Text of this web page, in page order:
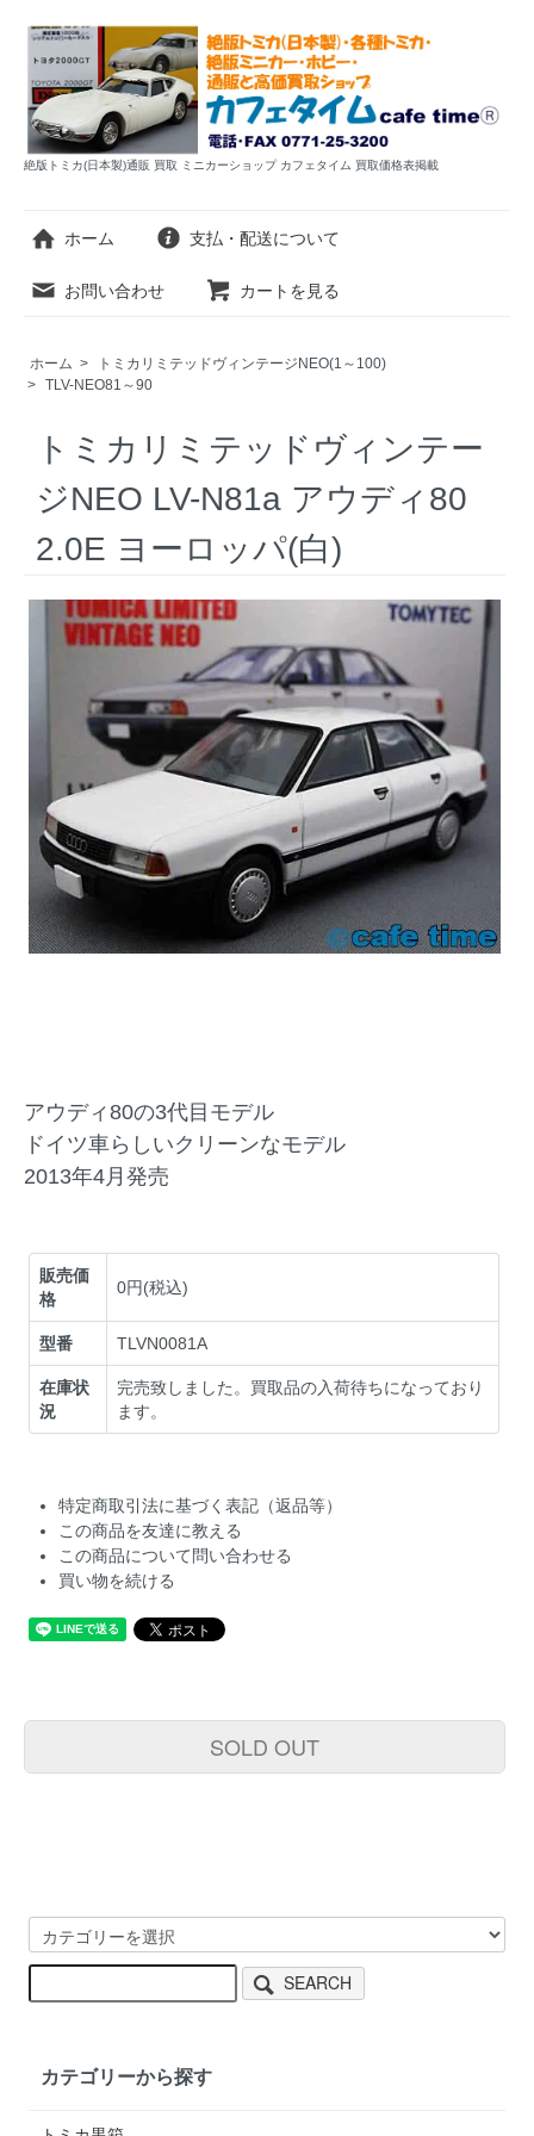
絶版トミカ(日本製)通販 買取 ミニカーショップ カフェタイム 買取価格表掲載
ホーム 支払・配送について
お問い合わせ カートを見る
ホーム >
トミカリミテッドヴィンテージNEO(1～100)
> TLV-NEO81～90
トミカリミテッドヴィンテー
ジNEO LV-N81a アウディ80
2.0E ヨーロッパ(白)
アウディ80の3代目モデル
ドイツ車らしいクリーンなモデル
2013年4月発売
販売価
格
0円(税込)
型番 TLVN0081A
在庫状
況
完売致しました。買取品の入荷待ちになっており
ます。
特定商取引法に基づく表記（返品等）
この商品を友達に教える
この商品について問い合わせる
買い物を続ける
SOLD OUT
SEARCH
カテゴリーから探す